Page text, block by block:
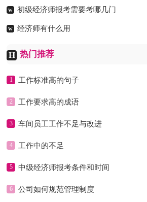
w 初级经济师报考需要考哪几门
w 经济师有什么用
H 热门推荐
1 工作标准高的句子
2 工作要求高的成语
3 车间员工工作不足与改进
4 工作中的不足
5 中级经济师报考条件和时间
6 公司如何规范管理制度